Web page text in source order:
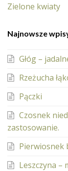
Zielone kwiaty
Najnowsze
Głóg –
Rzeżucha
Pączki
Czosnek
zastosowanie.
Pierwiosnek
Leszczyna –